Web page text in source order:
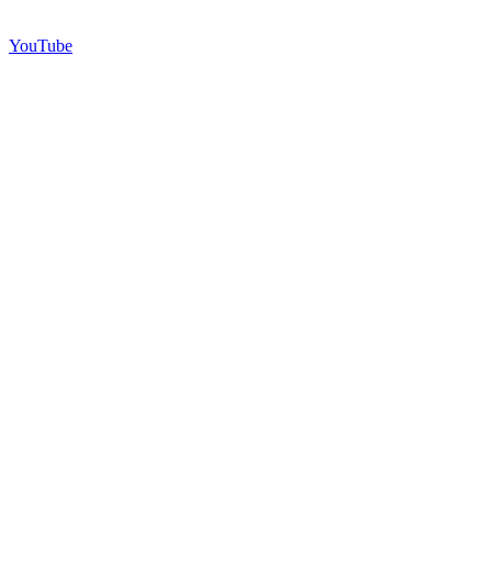
YouTube